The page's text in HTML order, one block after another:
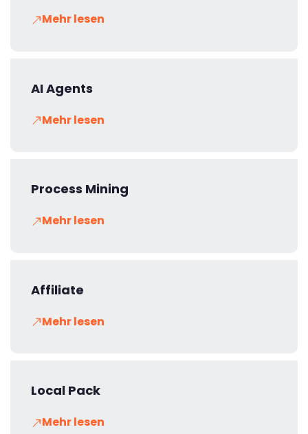
Mehr lesen
AI Agents
Mehr lesen
Process Mining
Mehr lesen
Affiliate
Mehr lesen
Local Pack
Mehr lesen